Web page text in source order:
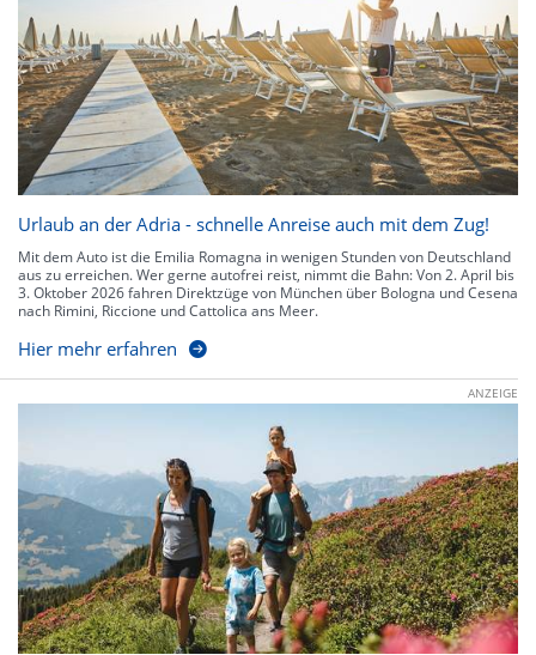
Urlaub an der Adria - schnelle Anreise auch mit dem Zug!
Mit dem Auto ist die Emilia Romagna in wenigen Stunden von Deutschland
aus zu erreichen. Wer gerne autofrei reist, nimmt die Bahn: Von 2. April bis
3. Oktober 2026 fahren Direktzüge von München über Bologna und Cesena
nach Rimini, Riccione und Cattolica ans Meer.
Hier mehr erfahren
ANZEIGE